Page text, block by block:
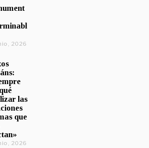
2026
las
que
2026